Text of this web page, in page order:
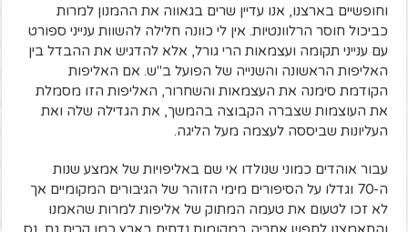
וחופשיים בארצנו, אנו עדיין שרים בגאווה את ההמנון למרות
כביכול חוסר הרלוונטיות. אין לי כוונה חלילה להשוות ענייני ספורט
עם ענייני תקומה ועצמאות הרי גורל, אלא להדגיש את ההבדל בין
האליפות הראשונה והשנייה של הפועל ב"ש. אם האליפות
הקודמת סימנה את העצמאות והשחרור, האליפות הזו מסמלת
את העוצמות שצברה הקבוצה בהמשך, את הגדילה שלה ואת
העליונות שביססה לעצמה מעל הליגה.
עבור אוהדים כמוני שנולדו אי שם באליפויות של אמצע שנות
ה-70 וגדלו על הסיפורים מימי הזוהר של הגיבורים המקומיים אך
לא זכו לטעום את טעמה המתוק של אליפות למרות שהאמנו